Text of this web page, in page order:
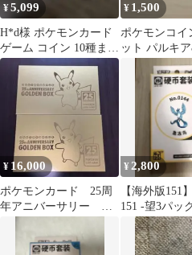
¥5,099
H*d様 ポケモンカード
ゲーム コイン 10種まと
め売り
¥ 1,500
ポケモンコイ
ット パルキ
¥ 16,000
ポケモンカード 25周
年アニバーサリー ゴ
プライのみ箱付き
¥2,800
【海外版151
151 -望3パッ
枚）付コイ
フリーザー